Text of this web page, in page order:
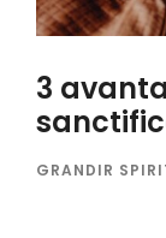
3
GRANDIR